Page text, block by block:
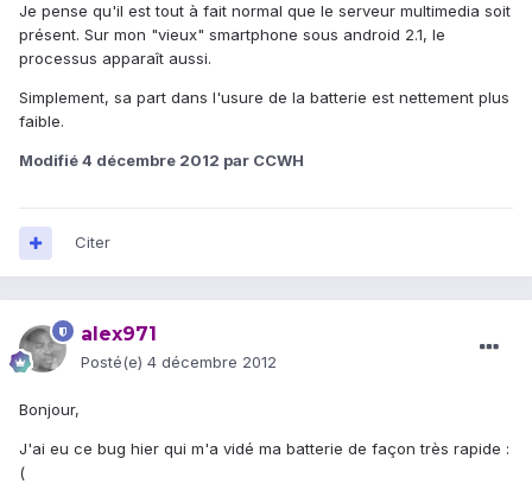
Je pense qu'il est tout à fait normal que le serveur multimedia soit
présent. Sur mon "vieux" smartphone sous android 2.1, le
processus apparaît aussi.
Simplement, sa part dans l'usure de la batterie est nettement plus
faible.
Modifié4 décembre 2012 par CCWH
Citer
alex971
Posté(e) 4 décembre 2012
Bonjour,
J'ai eu ce bug hier qui m'a vidé ma batterie de façon très rapide :
(